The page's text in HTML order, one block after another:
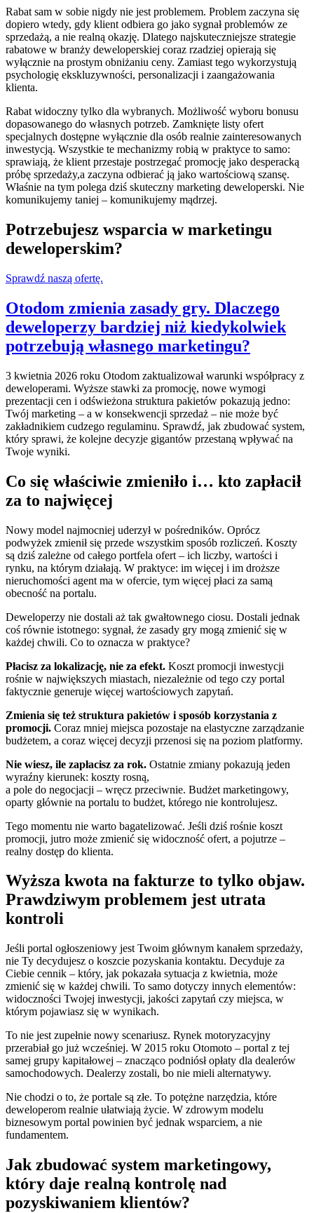
Rabat sam w sobie nigdy nie jest problemem. Problem zaczyna się
dopiero wtedy, gdy klient odbiera go jako sygnał problemów ze
sprzedażą, a nie realną okazję. Dlatego najskuteczniejsze strategie
rabatowe w branży deweloperskiej coraz rzadziej opierają się
wyłącznie na prostym obniżaniu ceny. Zamiast tego wykorzystują
psychologię ekskluzywności, personalizacji i zaangażowania
klienta.
Rabat widoczny tylko dla wybranych. Możliwość wyboru bonusu
dopasowanego do własnych potrzeb. Zamknięte listy ofert
specjalnych dostępne wyłącznie dla osób realnie zainteresowanych
inwestycją. Wszystkie te mechanizmy robią w praktyce to samo:
sprawiają, że klient przestaje postrzegać promocję jako desperacką
próbę sprzedaży,a zaczyna odbierać ją jako wartościową szansę.
Właśnie na tym polega dziś skuteczny marketing deweloperski. Nie
komunikujemy taniej – komunikujemy mądrzej.
Potrzebujesz wsparcia w marketingu
deweloperskim?
Sprawdź naszą ofertę.
Otodom zmienia zasady gry. Dlaczego
deweloperzy bardziej niż kiedykolwiek
potrzebują własnego marketingu?
3 kwietnia 2026 roku Otodom zaktualizował warunki współpracy z
deweloperami. Wyższe stawki za promocję, nowe wymogi
prezentacji cen i odświeżona struktura pakietów pokazują jedno:
Twój marketing – a w konsekwencji sprzedaż – nie może być
zakładnikiem cudzego regulaminu. Sprawdź, jak zbudować system,
który sprawi, że kolejne decyzje gigantów przestaną wpływać na
Twoje wyniki.
Co się właściwie zmieniło i… kto zapłacił
za to najwięcej
Nowy model najmocniej uderzył w pośredników. Oprócz
podwyżek zmienił się przede wszystkim sposób rozliczeń. Koszty
są dziś zależne od całego portfela ofert – ich liczby, wartości i
rynku, na którym działają. W praktyce: im więcej i im droższe
nieruchomości agent ma w ofercie, tym więcej płaci za samą
obecność na portalu.
Deweloperzy nie dostali aż tak gwałtownego ciosu. Dostali jednak
coś równie istotnego: sygnał, że zasady gry mogą zmienić się w
każdej chwili. Co to oznacza w praktyce?
Płacisz za lokalizację, nie za efekt. Koszt promocji inwestycji
rośnie w największych miastach, niezależnie od tego czy portal
faktycznie generuje więcej wartościowych zapytań.
Zmienia się też struktura pakietów i sposób korzystania z
promocji. Coraz mniej miejsca pozostaje na elastyczne zarządzanie
budżetem, a coraz więcej decyzji przenosi się na poziom platformy.
Nie wiesz, ile zapłacisz za rok. Ostatnie zmiany pokazują jeden
wyraźny kierunek: koszty rosną,
a pole do negocjacji – wręcz przeciwnie. Budżet marketingowy,
oparty głównie na portalu to budżet, którego nie kontrolujesz.
Tego momentu nie warto bagatelizować. Jeśli dziś rośnie koszt
promocji, jutro może zmienić się widoczność ofert, a pojutrze –
realny dostęp do klienta.
Wyższa kwota na fakturze to tylko objaw.
Prawdziwym problemem jest utrata
kontroli
Jeśli portal ogłoszeniowy jest Twoim głównym kanałem sprzedaży,
nie Ty decydujesz o koszcie pozyskania kontaktu. Decyduje za
Ciebie cennik – który, jak pokazała sytuacja z kwietnia, może
zmienić się w każdej chwili. To samo dotyczy innych elementów:
widoczności Twojej inwestycji, jakości zapytań czy miejsca, w
którym pojawiasz się w wynikach.
To nie jest zupełnie nowy scenariusz. Rynek motoryzacyjny
przerabiał go już wcześniej. W 2015 roku Otomoto – portal z tej
samej grupy kapitałowej – znacząco podniósł opłaty dla dealerów
samochodowych. Dealerzy zostali, bo nie mieli alternatywy.
Nie chodzi o to, że portale są złe. To potężne narzędzia, które
deweloperom realnie ułatwiają życie. W zdrowym modelu
biznesowym portal powinien być jednak wsparciem, a nie
fundamentem.
Jak zbudować system marketingowy,
który daje realną kontrolę nad
pozyskiwaniem klientów?